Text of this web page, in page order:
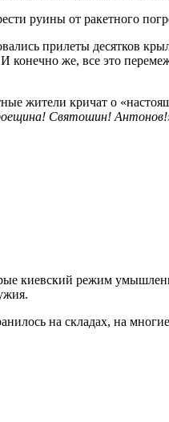
руины от ракетного
прилеты десятков
конечно же, все это
жители кричат о
Святошин!
киевский режим
на складах, на